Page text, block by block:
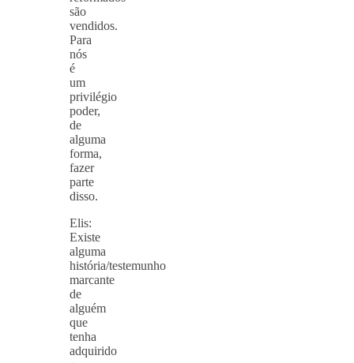
são
vendidos.
Para
nós
é
um
privilégio
poder,
de
alguma
forma,
fazer
parte
disso.
Elis:
Existe
alguma
história/testemunho
marcante
de
alguém
que
tenha
adquirido